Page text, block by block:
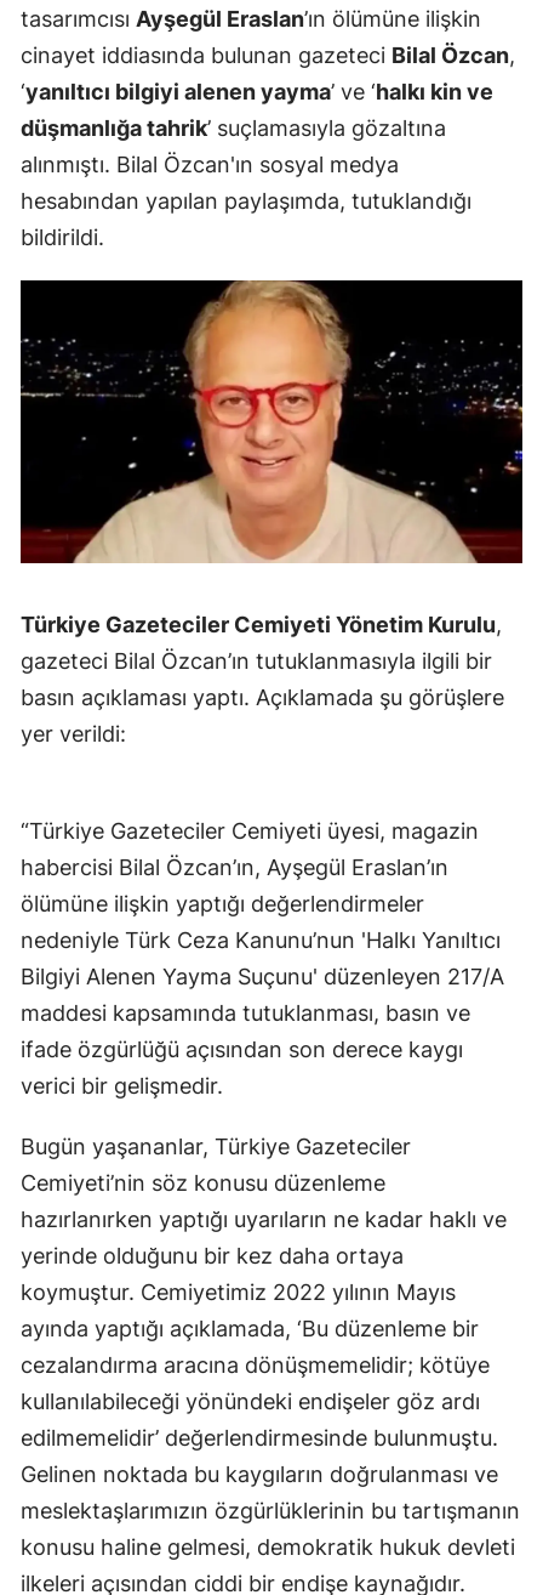
tasarımcısı Ayşegül Eraslan’ın ölümüne ilişkin
cinayet iddiasında bulunan gazeteci Bilal Özcan,
‘yanıltıcı bilgiyi alenen yayma’ ve ‘halkı kin ve
düşmanlığa tahrik’ suçlamasıyla gözaltına
alınmıştı. Bilal Özcan'ın sosyal medya
hesabından yapılan paylaşımda, tutuklandığı
bildirildi.
Türkiye Gazeteciler Cemiyeti Yönetim Kurulu,
gazeteci Bilal Özcan’ın tutuklanmasıyla ilgili bir
basın açıklaması yaptı. Açıklamada şu görüşlere
yer verildi:
“Türkiye Gazeteciler Cemiyeti üyesi, magazin
habercisi Bilal Özcan’ın, Ayşegül Eraslan’ın
ölümüne ilişkin yaptığı değerlendirmeler
nedeniyle Türk Ceza Kanunu’nun 'Halkı Yanıltıcı
Bilgiyi Alenen Yayma Suçunu' düzenleyen 217/A
maddesi kapsamında tutuklanması, basın ve
ifade özgürlüğü açısından son derece kaygı
verici bir gelişmedir.
Bugün yaşananlar, Türkiye Gazeteciler
Cemiyeti’nin söz konusu düzenleme
hazırlanırken yaptığı uyarıların ne kadar haklı ve
yerinde olduğunu bir kez daha ortaya
koymuştur. Cemiyetimiz 2022 yılının Mayıs
ayında yaptığı açıklamada, ‘Bu düzenleme bir
cezalandırma aracına dönüşmemelidir; kötüye
kullanılabileceği yönündeki endişeler göz ardı
edilmemelidir’ değerlendirmesinde bulunmuştu.
Gelinen noktada bu kaygıların doğrulanması ve
meslektaşlarımızın özgürlüklerinin bu tartışmanın
konusu haline gelmesi, demokratik hukuk devleti
ilkeleri açısından ciddi bir endişe kaynağıdır.